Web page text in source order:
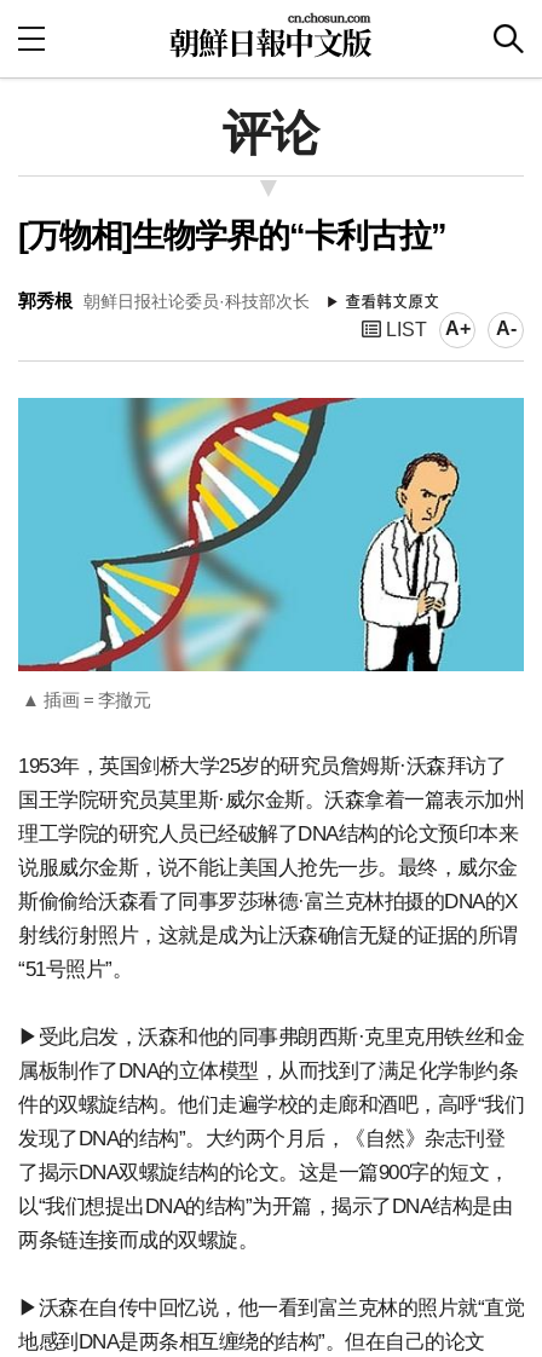
评论
[万物相]生物学界的“卡利古拉”
郭秀根 朝鲜日报社论委员·科技部次长
LIST A+ A-
▲ 插画 = 李撤元
1953年，英国剑桥大学25岁的研究员詹姆斯·沃森拜访了
国王学院研究员莫里斯·威尔金斯。沃森拿着一篇表示加州
理工学院的研究人员已经破解了DNA结构的论文预印本来
说服威尔金斯，说不能让美国人抢先一步。最终，威尔金
斯偷偷给沃森看了同事罗莎琳德·富兰克林拍摄的DNA的X
射线衍射照片，这就是成为让沃森确信无疑的证据的所谓
“51号照片”。
▶受此启发，沃森和他的同事弗朗西斯·克里克用铁丝和金
属板制作了DNA的立体模型，从而找到了满足化学制约条
件的双螺旋结构。他们走遍学校的走廊和酒吧，高呼“我们
发现了DNA的结构”。大约两个月后，《自然》杂志刊登
了揭示DNA双螺旋结构的论文。这是一篇900字的短文，
以“我们想提出DNA的结构”为开篇，揭示了DNA结构是由
两条链连接而成的双螺旋。
▶沃森在自传中回忆说，他一看到富兰克林的照片就“直觉
地感到DNA是两条相互缠绕的结构”。但在自己的论文